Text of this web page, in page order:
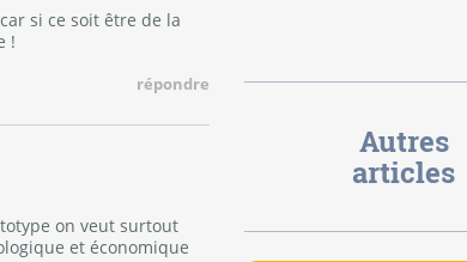
Autres
articles
si ce soit être de la
!
répondre
on veut surtout
et économique